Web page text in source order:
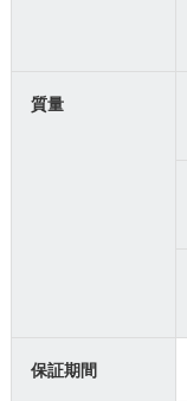
質量
保証期間